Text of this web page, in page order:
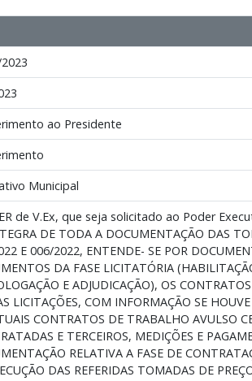
ao Presidente
Municipal
de V.Ex, que seja solicitado ao Poder
DE TODA A DOCUMENTAÇÃO DAS
E 006/2022, ENTENDE- SE POR
DA FASE LICITATÓRIA
E ADJUDICAÇÃO), OS
LICITAÇÕES, COM INFORMAÇÃO SE
CONTRATOS DE TRABALHO AVULSO
E TERCEIROS, MEDIÇÕES E
RELATIVA A FASE DE
DAS REFERIDAS TOMADAS DE